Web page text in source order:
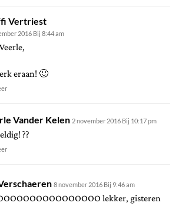
Vertriest
2016 Bij 8:44 am
eraan! 🙂
Vander Kelen 2 november 2016 Bij 10:17 pm
??
8 november 2016 Bij 9:46 am
lekker, gisteren